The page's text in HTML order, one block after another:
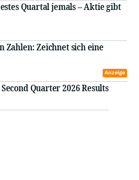
Quartal jemals – Aktie gibt
Zahlen: Zeichnet sich eine
Anzeige
Quarter 2026 Results